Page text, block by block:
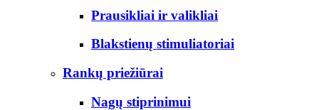
Prausikliai ir valikliai
Blakstienų stimuliatoriai
Rankų priežiūrai
Nagų stiprinimui